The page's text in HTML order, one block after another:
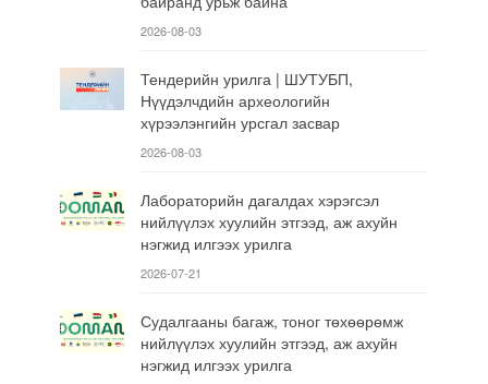
2026-08-03
Тендерийн урилга | ШУТУБП,
Нүүдэлчдийн археологийн
хүрээлэнгийн урсгал засвар
2026-08-03
Лабораторийн дагалдах хэрэгсэл
нийлүүлэх хуулийн этгээд, аж ахуйн
нэгжид илгээх урилга
2026-07-21
Судалгааны багаж, тоног төхөөрөмж
нийлүүлэх хуулийн этгээд, аж ахуйн
нэгжид илгээх урилга